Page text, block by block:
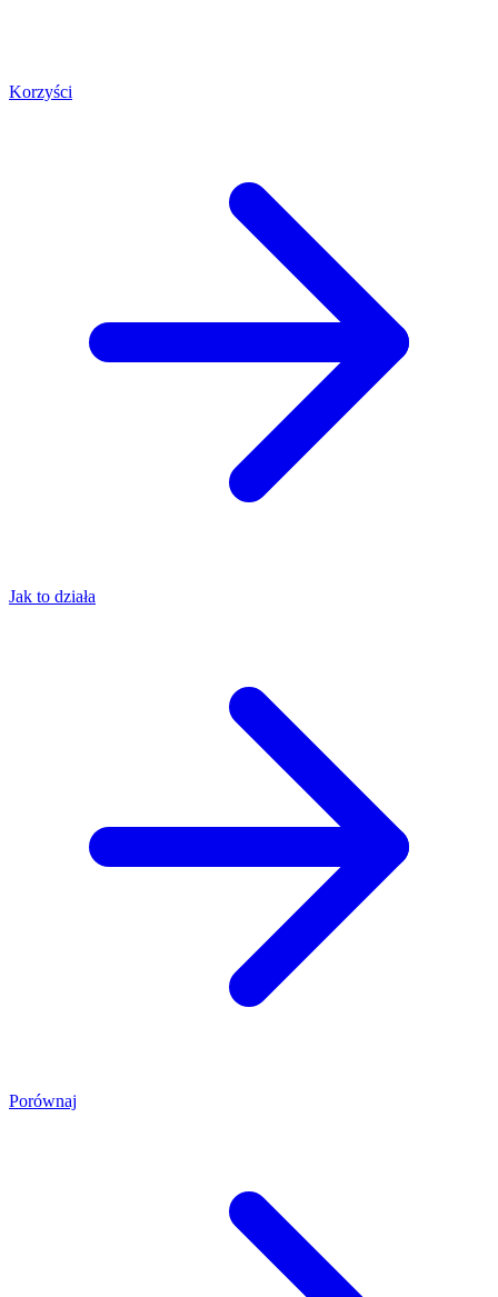
Korzyści
Jak to działa
Porównaj